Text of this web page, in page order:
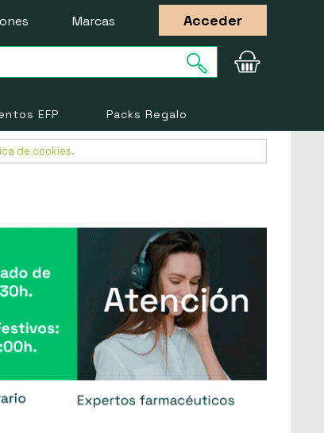
Marcas Acceder
EFP Packs Regalo
de cookies.